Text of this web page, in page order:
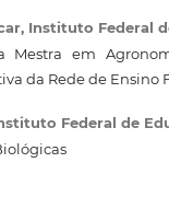
Instituto Federal
Mestra em
da Rede de Ensino
Federal de